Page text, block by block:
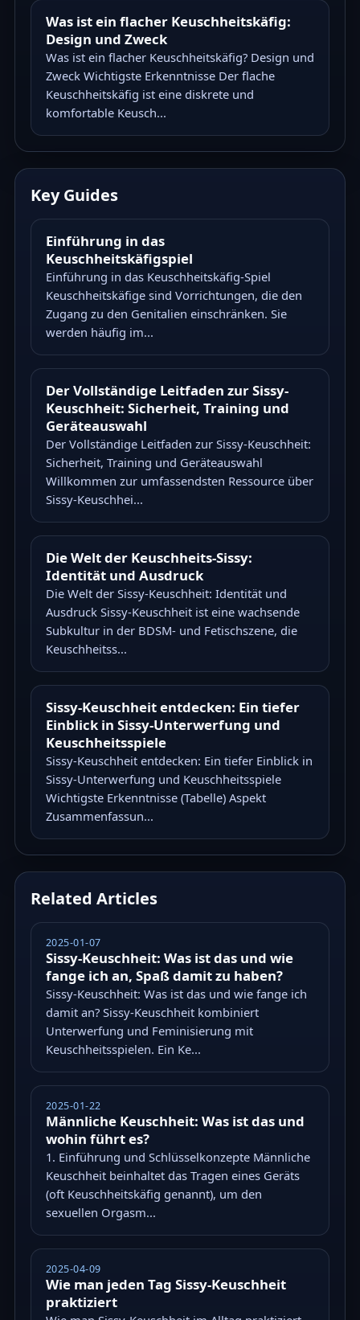
Was ist ein flacher Keuschheitskäfig:
Design und Zweck
Was ist ein flacher Keuschheitskäfig? Design und
Zweck Wichtigste Erkenntnisse Der flache
Keuschheitskäfig ist eine diskrete und
komfortable Keusch...
Key Guides
Einführung in das
Keuschheitskäfigspiel
Einführung in das Keuschheitskäfig-Spiel
Keuschheitskäfige sind Vorrichtungen, die den
Zugang zu den Genitalien einschränken. Sie
werden häufig im...
Der Vollständige Leitfaden zur Sissy-
Keuschheit: Sicherheit, Training und
Geräteauswahl
Der Vollständige Leitfaden zur Sissy-Keuschheit:
Sicherheit, Training und Geräteauswahl
Willkommen zur umfassendsten Ressource über
Sissy-Keuschhei...
Die Welt der Keuschheits-Sissy:
Identität und Ausdruck
Die Welt der Sissy-Keuschheit: Identität und
Ausdruck Sissy-Keuschheit ist eine wachsende
Subkultur in der BDSM- und Fetischszene, die
Keuschheitss...
Sissy-Keuschheit entdecken: Ein tiefer
Einblick in Sissy-Unterwerfung und
Keuschheitsspiele
Sissy-Keuschheit entdecken: Ein tiefer Einblick in
Sissy-Unterwerfung und Keuschheitsspiele
Wichtigste Erkenntnisse (Tabelle) Aspekt
Zusammenfassun...
Related Articles
2025-01-07
Sissy-Keuschheit: Was ist das und wie
fange ich an, Spaß damit zu haben?
Sissy-Keuschheit: Was ist das und wie fange ich
damit an? Sissy-Keuschheit kombiniert
Unterwerfung und Feminisierung mit
Keuschheitsspielen. Ein Ke...
2025-01-22
Männliche Keuschheit: Was ist das und
wohin führt es?
1. Einführung und Schlüsselkonzepte Männliche
Keuschheit beinhaltet das Tragen eines Geräts
(oft Keuschheitskäfig genannt), um den
sexuellen Orgasm...
2025-04-09
Wie man jeden Tag Sissy-Keuschheit
praktiziert